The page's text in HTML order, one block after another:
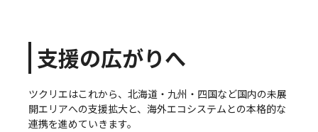
支援の広がりへ
ツクリエはこれから、北海道・九州・四国など国内の未展
開エリアへの支援拡大と、海外エコシステムとの本格的な
連携を進めていきます。